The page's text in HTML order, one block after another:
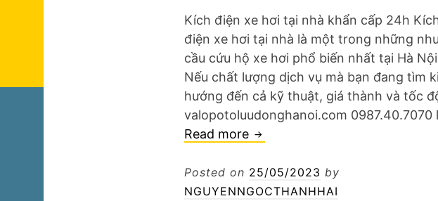
Kích điện xe hơi tại nhà khẩn cấp 24h
điện xe hơi tại nhà là một trong những nhu
cầu cứu hộ xe hơi phổ biến nhất tại Hà
Nếu chất lượng dịch vụ mà bạn đang tìm
hướng đến cả kỹ thuật, giá thành và tốc
valopotoluudonghanoi.com 0987.40.7070
Read more Kích
xe
hơi
Posted on 25/05/2023 by
NGUYENNGOCTHANHHAI